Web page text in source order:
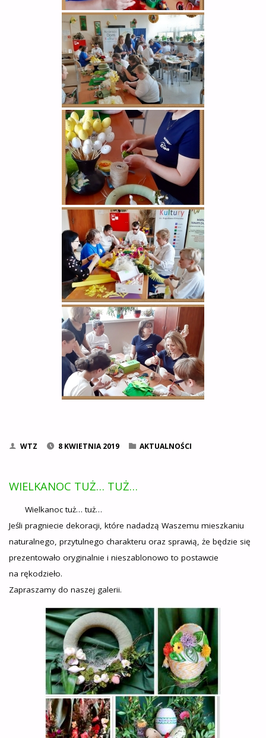
WTZ 8 KWIETNIA 2019 AKTUALNOŚCI
WIELKANOC TUŻ… TUŻ…
Wielkanoc tuż… tuż…
Jeśli pragniecie dekoracji, które nadadzą Waszemu mieszkaniu
naturalnego, przytulnego charakteru oraz sprawią, że będzie się
prezentowało oryginalnie i nieszablonowo to postawcie
na rękodzieło.
Zapraszamy do naszej galerii.